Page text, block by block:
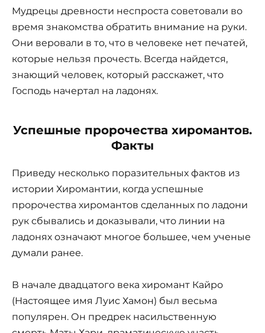
Мудрецы древности неспроста советовали во
время знакомства обратить внимание на руки.
Они веровали в то, что в человеке нет печатей,
которые нельзя прочесть. Всегда найдется,
знающий человек, который расскажет, что
Господь начертал на ладонях.
Успешные пророчества хиромантов.
Факты
Приведу несколько поразительных фактов из
истории Хиромантии, когда успешные
пророчества хиромантов сделанных по ладони
рук сбывались и доказывали, что линии на
ладонях означают многое большее, чем ученые
думали ранее.
В начале двадцатого века хиромант Кайро
(Настоящее имя Луис Хамон) был весьма
популярен. Он предрек насильственную